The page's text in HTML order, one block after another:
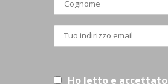
Ho letto e accettato